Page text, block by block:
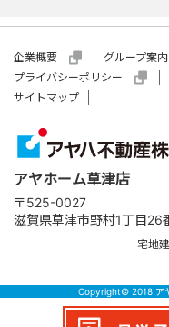
となります。
個人情報の収集
段を用います。
個人情報は、明
以外に利用する
情報・サービスの提
ありましたら、取り
●個人情報の提供
囲内で利用し、又は
は、不動産情報、お
企業概要 グループ案内
プライバシーポリシー
サイトマップ
アヤホーム草津店
〒525-0027
滋賀県草津市野村1丁目26
宅地
Copyright© 2018 ア